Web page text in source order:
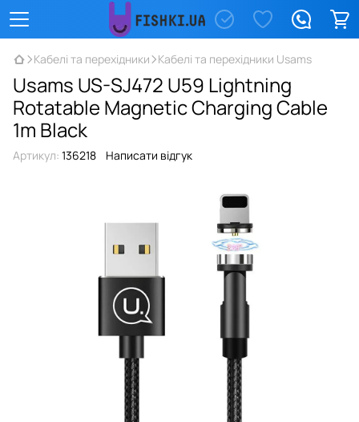
Кабелі та перехідники Кабелі та перехідники Usams
Usams US-SJ472 U59 Lightning
Rotatable Magnetic Charging Cable
1m Black
Артикул: 136218 Написати відгук